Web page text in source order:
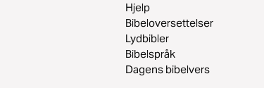
Hjelp
Bibeloversettelser
Lydbibler
Bibelspråk
Dagens bibelvers